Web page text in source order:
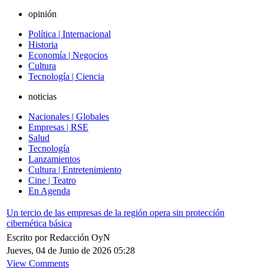
opinión
Política | Internacional
Historia
Economía | Negocios
Cultura
Tecnología | Ciencia
noticias
Nacionales | Globales
Empresas | RSE
Salud
Tecnología
Lanzamientos
Cultura | Entretenimiento
Cine | Teatro
En Agenda
Un tercio de las empresas de la región opera sin protección
cibernética básica
Escrito por Redacción OyN
Jueves, 04 de Junio de 2026 05:28
View Comments